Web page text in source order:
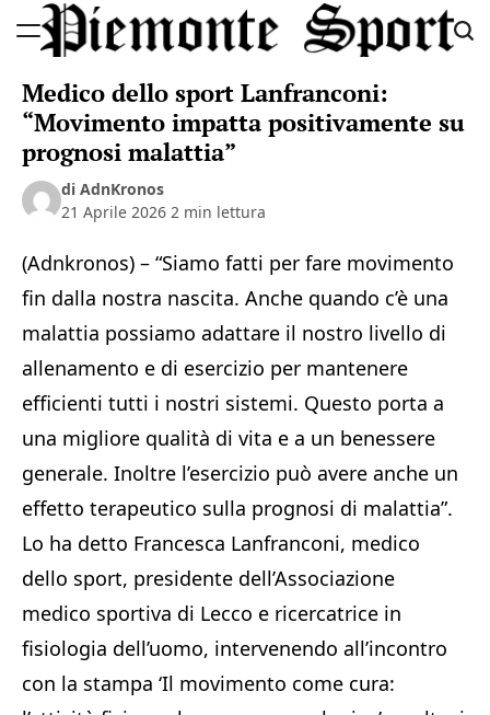
to
Sport
Medico dello sport Lanfranconi:
“Movimento impatta positivamente su
prognosi malattia”
di AdnKronos
21 Aprile 2026 2 min lettura
(Adnkronos) – “Siamo fatti per fare movimento
fin dalla nostra nascita. Anche quando c’è una
malattia possiamo adattare il nostro livello di
allenamento e di esercizio per mantenere
efficienti tutti i nostri sistemi. Questo porta a
una migliore qualità di vita e a un benessere
generale. Inoltre l’esercizio può avere anche un
effetto terapeutico sulla prognosi di malattia”.
Lo ha detto Francesca Lanfranconi, medico
dello sport, presidente dell’Associazione
medico sportiva di Lecco e ricercatrice in
fisiologia dell’uomo, intervenendo all’incontro
con la stampa ‘Il movimento come cura: